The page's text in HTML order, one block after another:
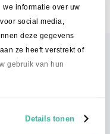
informatie over uw
social media,
deze gegevens
ze heeft verstrekt of
gebruik van hun
Details tonen